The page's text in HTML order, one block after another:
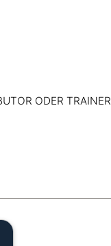
ODER TRAINER